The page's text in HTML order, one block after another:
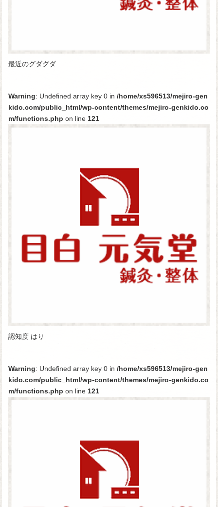
最近のグダグダ
Warning: Undefined array key 0 in /home/xs596513/mejiro-gen
kido.com/public_html/wp-content/themes/mejiro-genkido.co
m/functions.php on line 121
認知度 はり
Warning: Undefined array key 0 in /home/xs596513/mejiro-gen
kido.com/public_html/wp-content/themes/mejiro-genkido.co
m/functions.php on line 121